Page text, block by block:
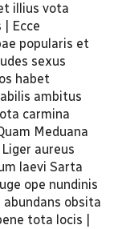
illius vota
| Ecce
popularis et
sexus
habet
ambitus
carmina
Meduana
aureus
laevi Sarta
ope nundinis
obsita
tota locis |